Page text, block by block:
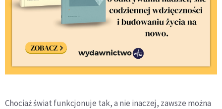
Chociaż świat funkcjonuje tak, a nie inaczej, zawsze można